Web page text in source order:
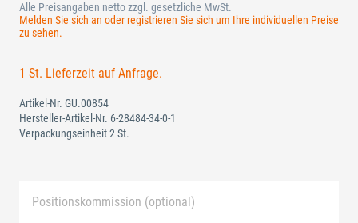
Alle Preisangaben netto zzgl. gesetzliche MwSt.
Melden Sie sich an oder registrieren Sie sich um Ihre individuellen Preise
zu sehen.
1 St. Lieferzeit auf Anfrage.
Artikel-Nr. GU.00854
Hersteller-Artikel-Nr. 6-28484-34-0-1
Verpackungseinheit 2 St.
Positionskommission (optional)